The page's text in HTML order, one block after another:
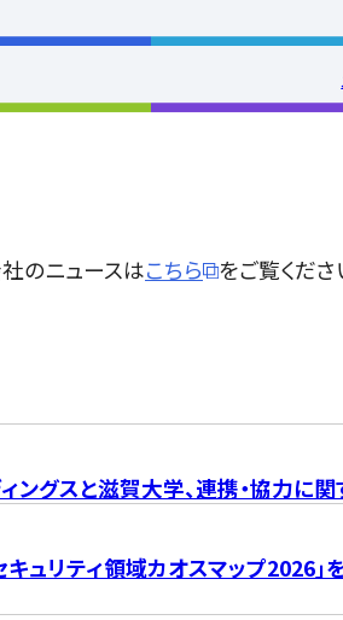
その他IR資料
のニュースはこちら をご覧くださ
ィングスと滋賀大学、連携・協力
キュリティ領域カオスマップ